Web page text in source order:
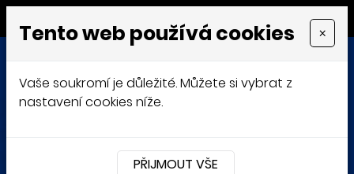
MENU
Přihlásit Košík
Tento web používá cookies ×
Vaše soukromí je důležité. Můžete si vybrat z
nastavení cookies níže.
PŘIJMOUT VŠE